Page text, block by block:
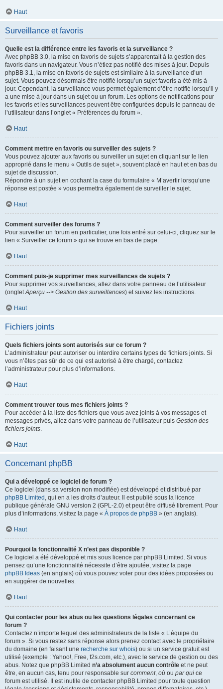
Haut
Surveillance et favoris
Quelle est la différence entre les favoris et la surveillance ?
Avec phpBB 3.0, la mise en favoris de sujets s’apparentait à la gestion des
favoris dans un navigateur. Vous n’étiez pas notifié des mises à jour. Depuis
phpBB 3.1, la mise en favoris de sujets est similaire à la surveillance d’un
sujet. Vous pouvez désormais être notifié lorsqu’un sujet favoris a été mis à
jour. Cependant, la surveillance vous permet également d’être notifié lorsqu’il y
a une mise à jour dans un sujet ou un forum. Les options de notifications pour
les favoris et les surveillances peuvent être configurées depuis le panneau de
l’utilisateur dans l’onglet « Préférences du forum ».
Haut
Comment mettre en favoris ou surveiller des sujets ?
Vous pouvez ajouter aux favoris ou surveiller un sujet en cliquant sur le lien
approprié dans le menu « Outils de sujet », souvent placé en haut et en bas du
sujet de discussion.
Répondre à un sujet en cochant la case du formulaire « M’avertir lorsqu’une
réponse est postée » vous permettra également de surveiller le sujet.
Haut
Comment surveiller des forums ?
Pour surveiller un forum en particulier, une fois entré sur celui-ci, cliquez sur le
lien « Surveiller ce forum » qui se trouve en bas de page.
Haut
Comment puis-je supprimer mes surveillances de sujets ?
Pour supprimer vos surveillances, allez dans votre panneau de l’utilisateur
(ongletAperçu --> Gestion des surveillances) et suivez les instructions.
Haut
Fichiers joints
Quels fichiers joints sont autorisés sur ce forum ?
L’administrateur peut autoriser ou interdire certains types de fichiers joints. Si
vous n’êtes pas sûr de ce qui est autorisé à être chargé, contactez
l’administrateur pour plus d’informations.
Haut
Comment trouver tous mes fichiers joints ?
Pour accéder à la liste des fichiers que vous avez joints à vos messages et
messages privés, allez dans votre panneau de l’utilisateur puis Gestion des
fichiers joints.
Haut
Concernant phpBB
Qui a développé ce logiciel de forum ?
Ce logiciel (dans sa version non modifiée) est développé et distribué par
phpBB Limited , qui en a les droits d’auteur. Il est publié sous la licence
publique générale GNU version 2 (GPL-2.0) et peut être diffusé librement. Pour
plus d’informations, visitez la page « À propos de phpBB » (en anglais).
Haut
Pourquoi la fonctionnalité X n’est pas disponible ?
Ce logiciel a été développé et mis sous licence par phpBB Limited. Si vous
pensez qu’une fonctionnalité nécessite d’être ajoutée, visitez la page
phpBB Ideas (en anglais) où vous pouvez voter pour des idées proposées ou
en suggérer de nouvelles.
Haut
Qui contacter pour les abus ou les questions légales concernant ce
forum ?
Contactez n’importe lequel des administrateurs de la liste « L’équipe du
forum ». Si vous restez sans réponse alors prenez contact avec le propriétaire
du domaine (en faisant une recherche sur whois) ou si un service gratuit est
utilisé (exemple : Yahoo!, Free, f2s.com, etc.), avec le service de gestion ou des
abus. Notez que phpBB Limited n’a absolument aucun contrôle et ne peut
être, en aucun cas, tenu pour responsable sur comment, où ou par qui ce
forum est utilisé. Il est inutile de contacter phpBB Limited pour toute question